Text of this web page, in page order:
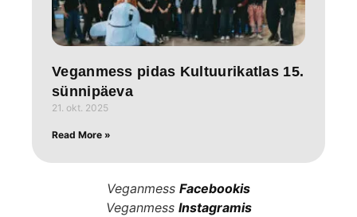
Veganmess pidas Kultuurikatlas 15.
sünnipäeva
21. okt. 2025
Read More »
Veganmess Facebookis
Veganmess Instagramis